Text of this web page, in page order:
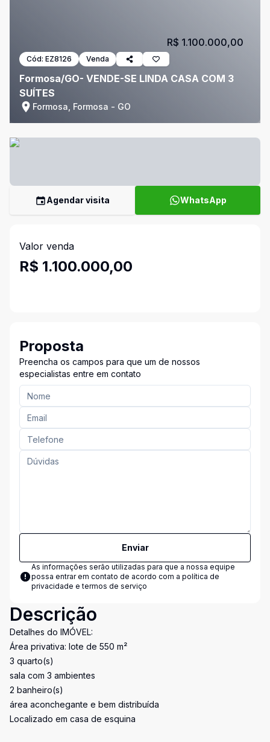
Cód: EZ8126 Venda
Formosa/GO- VENDE-SE LINDA CASA COM 3
SUÍTES
Formosa, Formosa - GO
R$ 1.100.000,00
Agendar visita WhatsApp
Valor venda
R$ 1.100.000,00
Proposta
Preencha os campos para que um de nossos
especialistas entre em contato
Enviar
As informações serão utilizadas para que a nossa equipe
possa entrar em contato de acordo com a política de
privacidade e termos de serviço
Descrição
Detalhes do IMÓVEL:
Área privativa: lote de 550 m²
3 quarto(s)
sala com 3 ambientes
2 banheiro(s)
área aconchegante e bem distribuída
Localizado em casa de esquina